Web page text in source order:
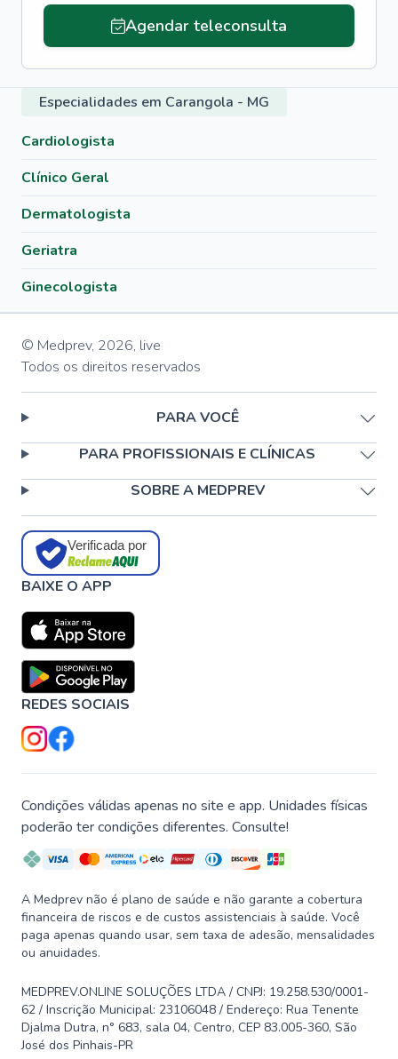
Agendar teleconsulta
Especialidades em Carangola - MG
Cardiologista
Clínico Geral
Dermatologista
Geriatra
Ginecologista
© Medprev, 2026, live
Todos os direitos reservados
PARA VOCÊ
PARA PROFISSIONAIS E CLÍNICAS
SOBRE A MEDPREV
Verificada por
BAIXE O APP
REDES SOCIAIS
Condições válidas apenas no site e app. Unidades físicas
poderão ter condições diferentes. Consulte!
A Medprev não é plano de saúde e não garante a cobertura
financeira de riscos e de custos assistenciais à saúde. Você
paga apenas quando usar, sem taxa de adesão, mensalidades
ou anuidades.
MEDPREV.ONLINE SOLUÇÕES LTDA / CNPJ: 19.258.530/0001-
62 / Inscrição Municipal: 23106048 / Endereço: Rua Tenente
Djalma Dutra, n° 683, sala 04, Centro, CEP 83.005-360, São
José dos Pinhais-PR